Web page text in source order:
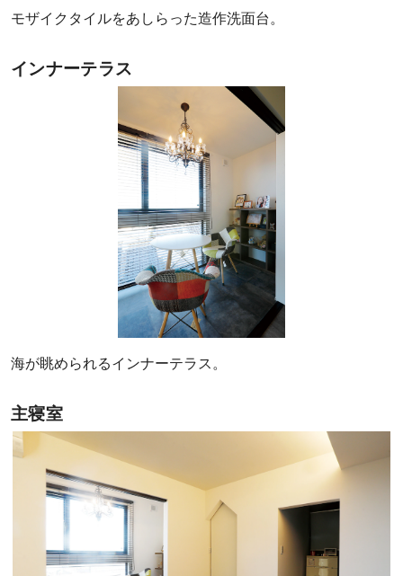
モザイクタイルをあしらった造作洗面台。
インナーテラス
海が眺められるインナーテラス。
主寝室